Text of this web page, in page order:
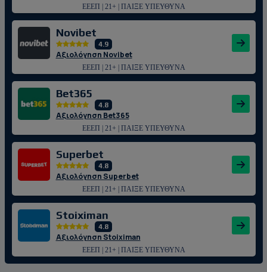
ΕΕΕΠ | 21+ | ΠΑΙΞΕ ΥΠΕΥΘΥΝΑ
Novibet
4.9
Αξιολόγηση Novibet
ΕΕΕΠ | 21+ | ΠΑΙΞΕ ΥΠΕΥΘΥΝΑ
Bet365
4.8
Αξιολόγηση Bet365
ΕΕΕΠ | 21+ | ΠΑΙΞΕ ΥΠΕΥΘΥΝΑ
Superbet
4.8
Αξιολόγηση Superbet
ΕΕΕΠ | 21+ | ΠΑΙΞΕ ΥΠΕΥΘΥΝΑ
Stoiximan
4.8
Αξιολόγηση Stoiximan
ΕΕΕΠ | 21+ | ΠΑΙΞΕ ΥΠΕΥΘΥΝΑ